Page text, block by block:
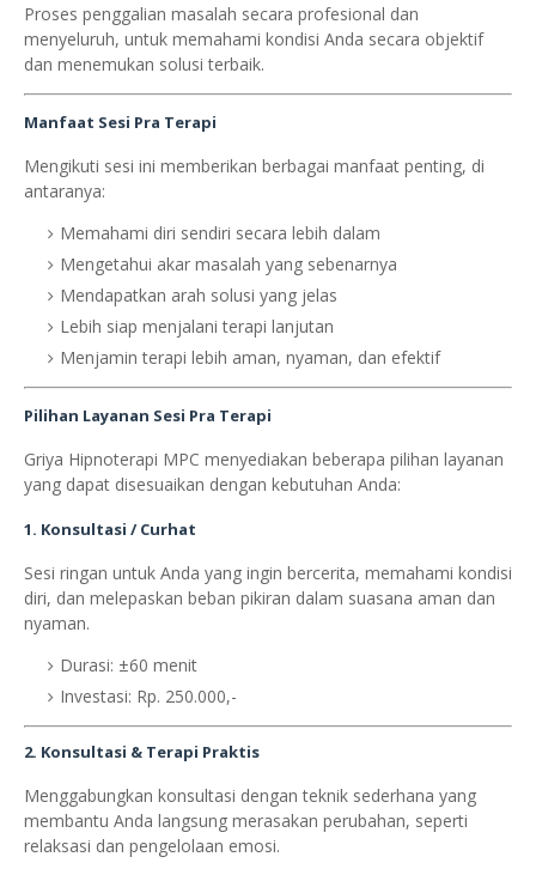
Proses penggalian masalah secara profesional dan
menyeluruh, untuk memahami kondisi Anda secara objektif
dan menemukan solusi terbaik.
Manfaat Sesi Pra Terapi
Mengikuti sesi ini memberikan berbagai manfaat penting, di
antaranya:
Memahami diri sendiri secara lebih dalam
Mengetahui akar masalah yang sebenarnya
Mendapatkan arah solusi yang jelas
Lebih siap menjalani terapi lanjutan
Menjamin terapi lebih aman, nyaman, dan efektif
Pilihan Layanan Sesi Pra Terapi
Griya Hipnoterapi MPC menyediakan beberapa pilihan layanan
yang dapat disesuaikan dengan kebutuhan Anda:
1. Konsultasi / Curhat
Sesi ringan untuk Anda yang ingin bercerita, memahami kondisi
diri, dan melepaskan beban pikiran dalam suasana aman dan
nyaman.
Durasi: ±60 menit
Investasi: Rp. 250.000,-
2. Konsultasi & Terapi Praktis
Menggabungkan konsultasi dengan teknik sederhana yang
membantu Anda langsung merasakan perubahan, seperti
relaksasi dan pengelolaan emosi.